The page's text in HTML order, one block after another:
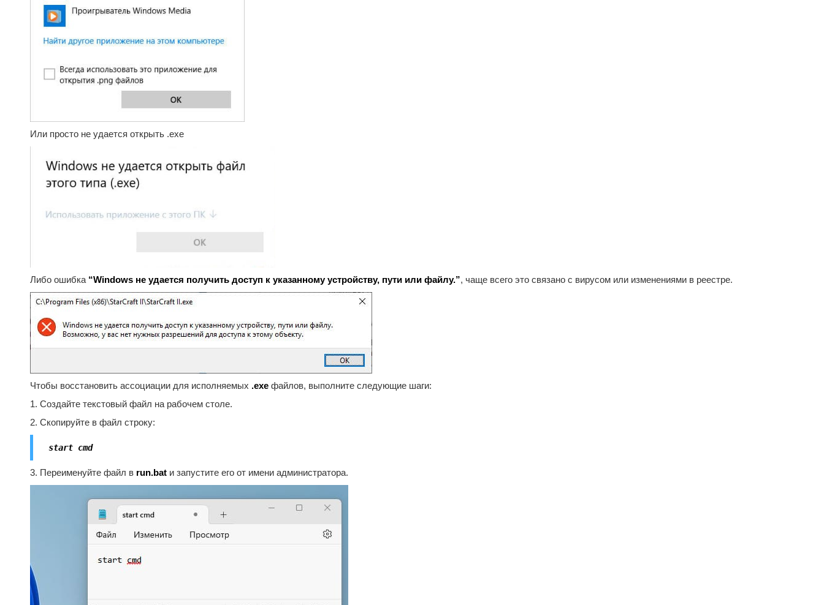
Или просто не удается открыть .exe
Либо ошибка “Windows не удается получить доступ к указанному устройству, пути или файлу.”, чаще всего это связано с вирусом или изменениями в реестре.
Чтобы восстановить ассоциации для исполняемых .exeфайлов, выполните следующие шаги:
1. Создайте текстовый файл на рабочем столе.
2. Скопируйте в файл строку:
start cmd
3. Переименуйте файл в run.batи запустите его от имени администратора.